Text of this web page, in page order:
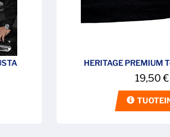
HERITAGE PREMIUM
19,50€